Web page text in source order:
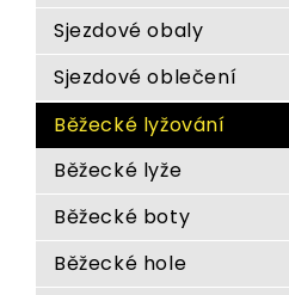
Sjezdové obaly
Sjezdové oblečení
Běžecké lyžování
Běžecké lyže
Běžecké boty
Běžecké hole